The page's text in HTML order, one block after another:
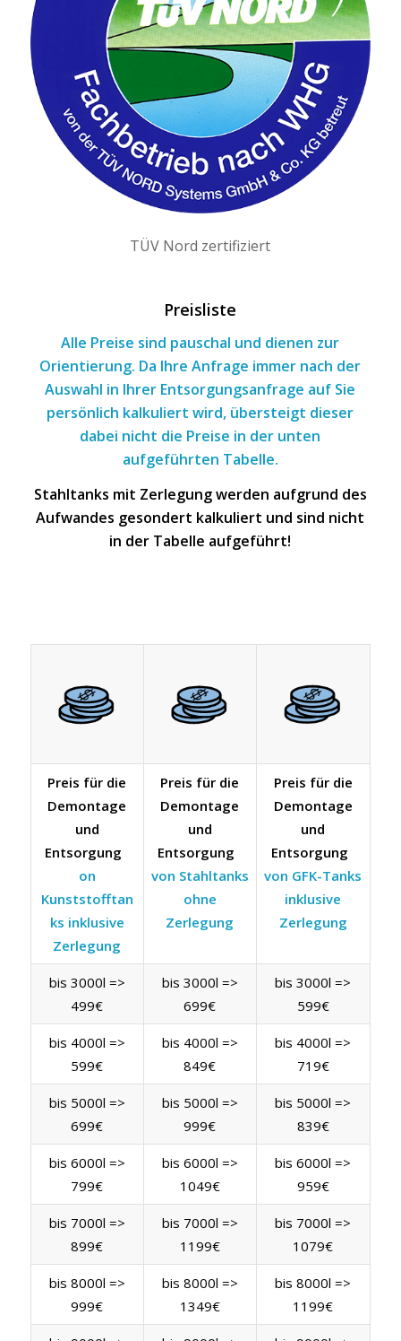
TÜV Nord zertifiziert
Preisliste
Alle Preise sind pauschal und dienen zur
Orientierung. Da Ihre Anfrage immer nach der
Auswahl in Ihrer Entsorgungsanfrage auf Sie
persönlich kalkuliert wird, übersteigt dieser
dabei nicht die Preise in der unten
aufgeführten Tabelle.
Stahltanks mit Zerlegung werden aufgrund des
Aufwandes gesondert kalkuliert und sind nicht
in der Tabelle aufgeführt!
Preis für die
Demontage
und
Entsorgung
on
Kunststofftan
ks inklusive
Zerlegung
Preis für die
Demontage
und
Entsorgung
von Stahltanks
ohne
Zerlegung
Preis für die
Demontage
und
Entsorgung
von GFK-Tanks
inklusive
Zerlegung
bis 3000l =>
499€
bis 3000l =>
699€
bis 3000l =>
599€
bis 4000l =>
599€
bis 4000l =>
849€
bis 4000l =>
719€
bis 5000l =>
699€
bis 5000l =>
999€
bis 5000l =>
839€
bis 6000l =>
799€
bis 6000l =>
1049€
bis 6000l =>
959€
bis 7000l =>
899€
bis 7000l =>
1199€
bis 7000l =>
1079€
bis 8000l =>
999€
bis 8000l =>
1349€
bis 8000l =>
1199€